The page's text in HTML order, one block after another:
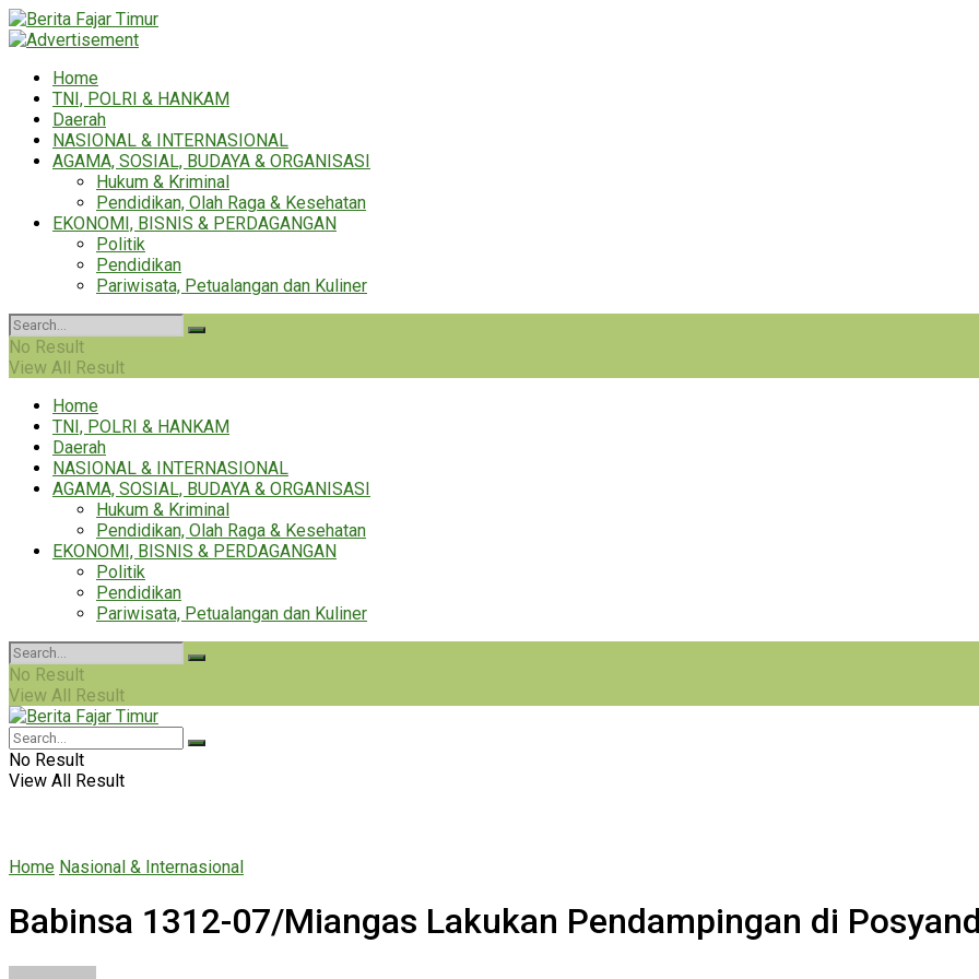
Home
TNI, POLRI & HANKAM
Daerah
NASIONAL & INTERNASIONAL
AGAMA, SOSIAL, BUDAYA & ORGANISASI
Hukum & Kriminal
Pendidikan, Olah Raga & Kesehatan
EKONOMI, BISNIS & PERDAGANGAN
Politik
Pendidikan
Pariwisata, Petualangan dan Kuliner
No Result
View All Result
Home
TNI, POLRI & HANKAM
Daerah
NASIONAL & INTERNASIONAL
AGAMA, SOSIAL, BUDAYA & ORGANISASI
Hukum & Kriminal
Pendidikan, Olah Raga & Kesehatan
EKONOMI, BISNIS & PERDAGANGAN
Politik
Pendidikan
Pariwisata, Petualangan dan Kuliner
No Result
View All Result
No Result
View All Result
Home Nasional & Internasional
Babinsa 1312-07/Miangas Lakukan Pendampingan di